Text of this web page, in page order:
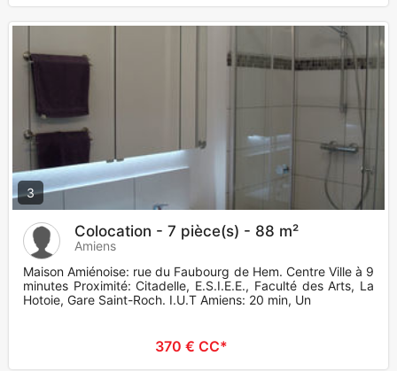
3
Colocation - 7 pièce(s) - 88 m²
Amiens
Maison Amiénoise: rue du Faubourg de Hem. Centre Ville à 9
minutes Proximité: Citadelle, E.S.I.E.E., Faculté des Arts, La
Hotoie, Gare Saint-Roch. I.U.T Amiens: 20 min, Un
370 € CC*